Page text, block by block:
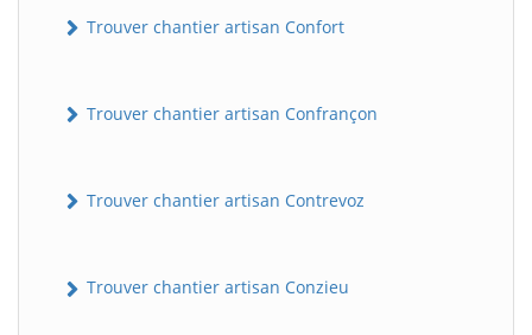
Trouver chantier artisan Confort
Trouver chantier artisan Confrançon
Trouver chantier artisan Contrevoz
Trouver chantier artisan Conzieu
Assistant en ligne